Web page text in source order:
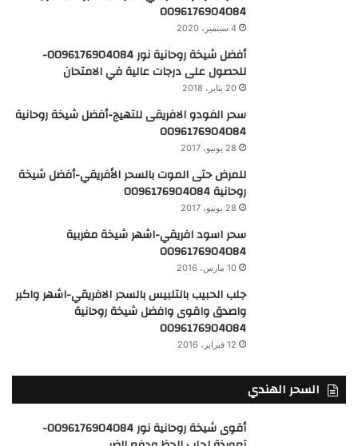
0096176904084
4 سبتمبر، 2020
أفضل شيخة روحانية نور 0096176904084-
للحصول على درجات عالية في الامتحان
20 يناير، 2018
سحر الفودو الافريقى للتهيج-أفضل شيخة روحانية
0096176904084
28 يونيو، 2017
للمرض حتى الموت بالسحر الأفريقي-أفضل شيخة
روحانية 0096176904084
28 يونيو، 2017
سحر اسود افريقي-اشهر شيخة مغربية
0096176904084
10 مارس، 2016
جلب الحبيب بالتلبيس بالسحر الافريقي-اشهر واكبر
واصدق واقوى وافضل شيخة روحانية
0096176904084
12 فبراير، 2016
السحر الهندي
أقوى شيخة روحانية نور 0096176904084-